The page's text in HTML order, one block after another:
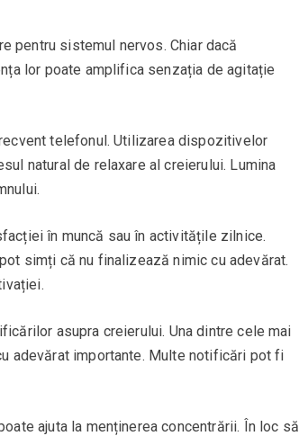
pentru sistemul nervos. Chiar dacă
lor poate amplifica senzația de agitație
telefonul. Utilizarea dispozitivelor
natural de relaxare al creierului. Lumina
în muncă sau în activitățile zilnice.
simți că nu finalizează nimic cu adevărat.
asupra creierului. Una dintre cele mai
adevărat importante. Multe notificări pot fi
ajuta la menținerea concentrării. În loc să